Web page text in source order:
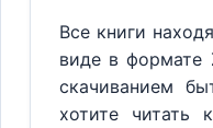
Все книги
виде в формате
скачиванием
хотите читать